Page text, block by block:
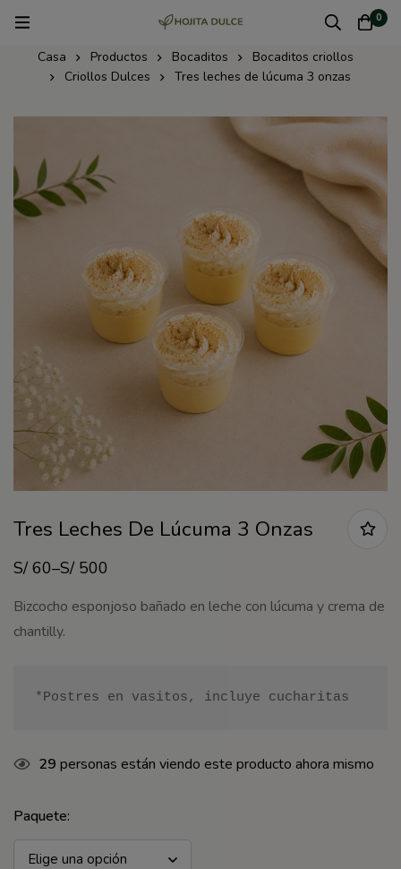
0
Casa Productos Bocaditos
Bocaditos criollos
Criollos Dulces
Tres leches de lúcuma 3 onzas
Tres Leches De Lúcuma 3 Onzas
S/ 60–S/ 500
Bizcocho esponjoso bañado en leche con lúcuma y crema de
chantilly.
*Postres en vasitos, incluye cucharitas
29 personas están viendo este producto ahora mismo
Paquete: